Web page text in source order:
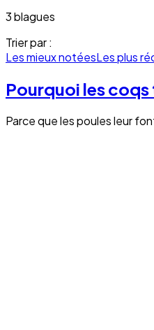
3 blagues
Trier par :
Les mieux notéesLes plus
Pourquoi les
Parce que les poules leur